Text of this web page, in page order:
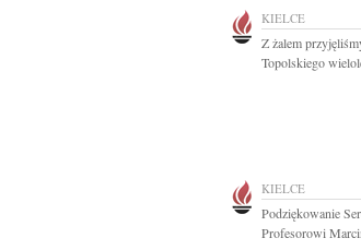
KIELCE
Z żalem
Topolskiego
KIELCE
Podziękowanie
Profesorowi